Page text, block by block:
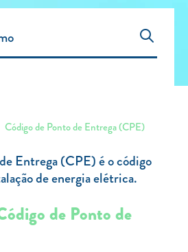
Código de Ponto de Entrega (CPE)
Entrega (CPE) é o código
de energia elétrica.
de Ponto de